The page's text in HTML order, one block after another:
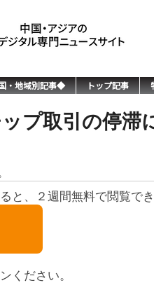
・地域別記事◆ トップ記事
プ取引の停滞
と、２週間無料で閲覧でき
ください。